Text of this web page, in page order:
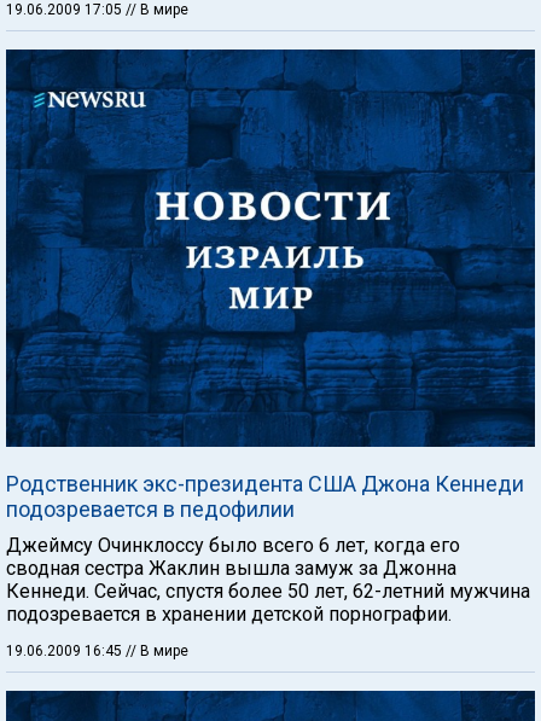
19.06.2009 17:05 // В мире
Родственник экс-президента США Джона Кеннеди
подозревается в педофилии
Джеймсу Очинклоссу было всего 6 лет, когда его
сводная сестра Жаклин вышла замуж за Джонна
Кеннеди. Сейчас, спустя более 50 лет, 62-летний мужчина
подозревается в хранении детской порнографии.
19.06.2009 16:45 // В мире